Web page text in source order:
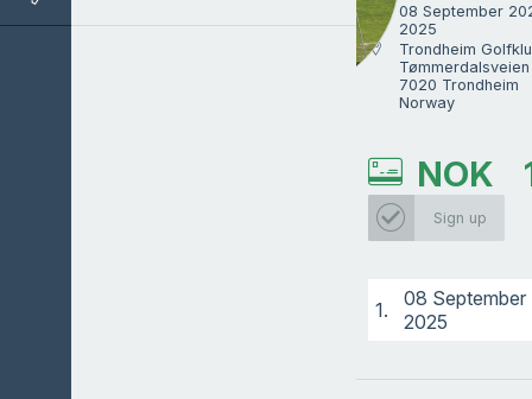
08 September
2025
Trondheim
7020 Trondheim
Norway
NOK
Sign up
1.
08 September
2025